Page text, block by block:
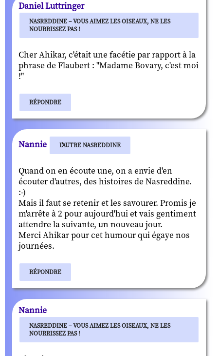
Daniel Luttringer
NASREDDINE – VOUS AIMEZ LES OISEAUX, NE LES
NOURRISSEZ PAS !
Cher Ahikar, c'était une facétie par rapport à la
phrase de Flaubert : "Madame Bovary, c'est moi
!"
RÉPONDRE
Nannie L'AUTRE NASREDDINE
Quand on en écoute une, on a envie d'en
écouter d'autres, des histoires de Nasreddine.
:-)
Mais il faut se retenir et les savourer. Promis je
m'arrête à 2 pour aujourd'hui et vais gentiment
attendre la suivante, un nouveau jour.
Merci Ahikar pour cet humour qui égaye nos
journées.
RÉPONDRE
Nannie
NASREDDINE – VOUS AIMEZ LES OISEAUX, NE LES
NOURRISSEZ PAS !